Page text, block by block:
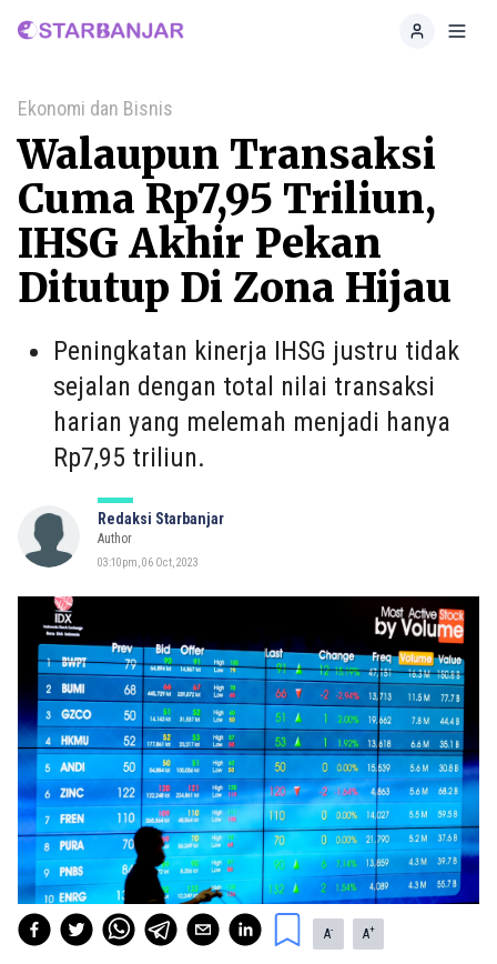
Home
Ekonomi dan Bisnis
Walaupun Transaksi
Cuma Rp7,95 Triliun,
IHSG Akhir Pekan
Ditutup Di Zona Hijau
Peningkatan kinerja IHSG justru tidak
sejalan dengan total nilai transaksi
harian yang melemah menjadi hanya
Rp7,95 triliun.
Redaksi Starbanjar
Author
03:10pm, 06 Oct, 2023
A- A+